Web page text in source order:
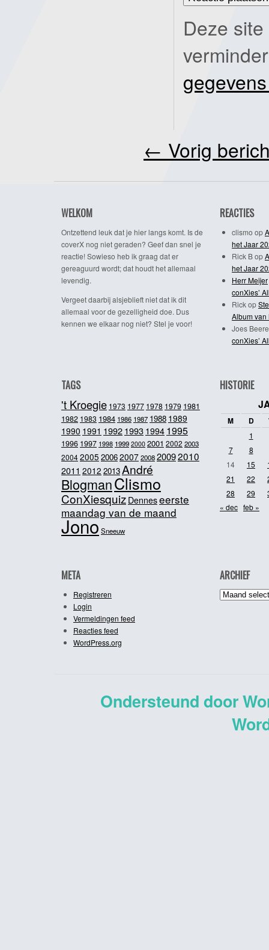
Deze
← Vorig
WELKOM
Ontzettend leuk dat je hier langs komt. Is de
coverX nog niet geraden? Geef dan snel je
reactie! Sowieso heb ik graag dat er
gereaguurd wordt; dat houdt het allemaal
levendig.
Vergeet daarbij alsjeblieft niet dat ik dit
allemaal voor de gezelligheid doe. Dus
kennen we elkaar nog niet? Stel je voor!
REACTIES
clismo op
het Jaar
Rick Bop
het Jaar
Herr Meijer
conXies’
Rickop
Album van
Joes
conXies’
TAGS
't Kroegie 1973 1977 1978 1979 1981
1982 1983 1984 1986 1987 1988 1989
1990 1991 19921993 1994 1995
1996 1997 1998 1999 2000 2001 2002 2003
20042005 20062007200820092010
2011 2012 2013André
BlogmanClismo
ConXiesquiz Denneseerste
maandag van de maand
JonoSneeuw
HISTORIE
M D
1
7
8
14
15
21
22
28
29
« dec feb »
META
Registreren
Login
Vermeldingen feed
Reacties feed
WordPress.org
ARCHIEF
Archief
Ondersteund door